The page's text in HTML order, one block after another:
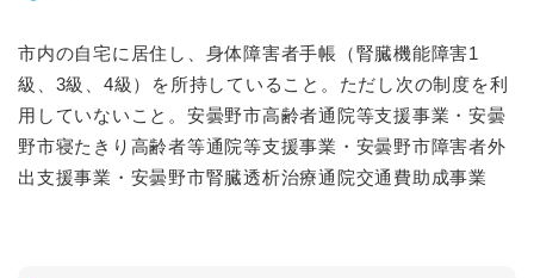
市内の自宅に居住し、身体障害者手帳（腎臓機能障害1
級、3級、4級）を所持していること。ただし次の制度を利
用していないこと。安曇野市高齢者通院等支援事業・安曇
野市寝たきり高齢者等通院等支援事業・安曇野市障害者外
出支援事業・安曇野市腎臓透析治療通院交通費助成事業